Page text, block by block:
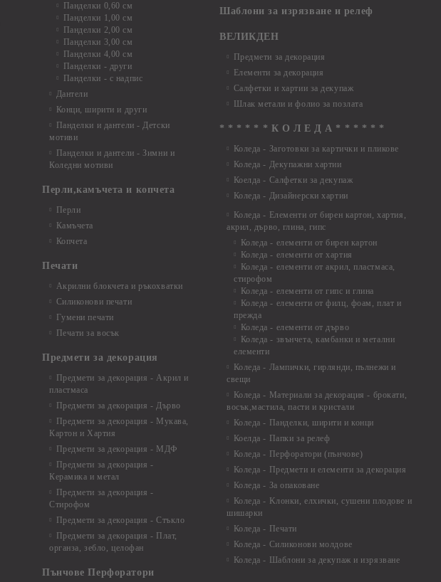
Панделки 0,60 см
Панделки 1,00 см
Панделки 2,00 см
Панделки 3,00 см
Панделки 4,00 см
Панделки - други
Панделки - с надпис
Дантели
Конци, ширити и други
Панделки и дантели - Детски
мотиви
Панделки и дантели - Зимни и
Коледни мотиви
Перли,камъчета и копчета
Перли
Камъчета
Копчета
Печати
Акрилни блокчета и ръкохватки
Силиконови печати
Гумени печати
Печати за восък
Предмети за декорация
Предмети за декорация - Акрил и
пластмаса
Предмети за декорация - Дърво
Предмети за декорация - Мукава,
Картон и Хартия
Предмети за декорация - МДФ
Предмети за декорация -
Керамика и метал
Предмети за декорация -
Стирофом
Предмети за декорация - Стъкло
Предмети за декорация - Плат,
органза, зебло, целофан
Пънчове Перфоратори
Шаблони за изрязване и релеф
ВЕЛИКДЕН
Предмети за декорация
Елементи за декорация
Салфетки и хартии за декупаж
Шлак метали и фолио за позлата
* * * * * * К О Л Е Д А * * * * * *
Коледа - Заготовки за картички и пликове
Коледа - Декупажни хартии
Коелда - Салфетки за декупаж
Коледа - Дизайнерски хартии
Коледа - Eлементи от бирен картон, хартия,
акрил, дърво, глина, гипс
Коледа - елементи от бирен картон
Коледа - елементи от хартия
Коледа - елементи от акрил, пластмаса,
стирофом
Коледа - елементи от гипс и глина
Коледа - елементи от филц, фоам, плат и
прежда
Коледа - елементи от дърво
Коледа - звънчета, камбанки и метални
елементи
Коледа - Лампички, гирлянди, пълнежи и
свещи
Коледа - Материали за декорация - брокати,
восък,мастила, пасти и кристали
Коледа - Панделки, ширити и конци
Коелда - Папки за релеф
Коледа - Перфоратори (пънчове)
Коледа - Предмети и елементи за декорация
Коледа - За опаковане
Коледа - Kлонки, елхички, сушени плодове и
шишарки
Коледа - Печати
Коледа - Силиконови молдове
Коледа - Шаблони за декупаж и изрязване